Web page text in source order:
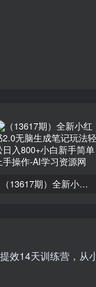
（13617期）全新小红书2.0无脑生成笔记玩法轻松日入800+小白新手简单上手操作
效14天训练营，从